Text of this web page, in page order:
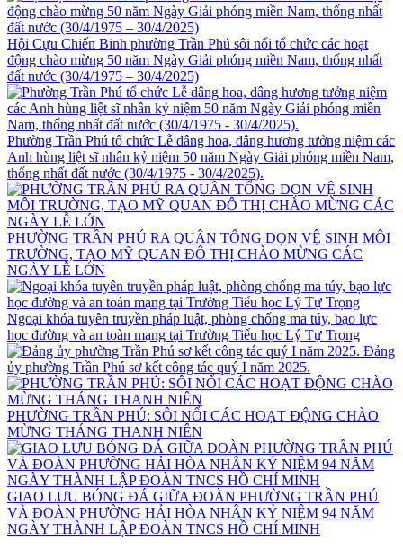
Hội Cựu Chiến Binh phường Trần Phú sôi nổi tổ chức các hoạt
động chào mừng 50 năm Ngày Giải phóng miền Nam, thống nhất
đất nước (30/4/1975 – 30/4/2025)
Phường Trần Phú tổ chức Lễ dâng hoa, dâng hương tưởng niệm các
Anh hùng liệt sĩ nhân kỷ niệm 50 năm Ngày Giải phóng miền Nam,
thống nhất đất nước (30/4/1975 - 30/4/2025).
PHƯỜNG TRẦN PHÚ RA QUÂN TỔNG DỌN VỆ SINH MÔI
TRƯỜNG, TẠO MỸ QUAN ĐÔ THỊ CHÀO MỪNG CÁC
NGÀY LỄ LỚN
Ngoại khóa tuyên truyền pháp luật, phòng chống ma túy, bạo lực
học đường và an toàn mạng tại Trường Tiểu học Lý Tự Trọng
Đảng
ủy phường Trần Phú sơ kết công tác quý I năm 2025.
PHƯỜNG TRẦN PHÚ: SÔI NỔI CÁC HOẠT ĐỘNG CHÀO
MỪNG THÁNG THANH NIÊN
GIAO LƯU BÓNG ĐÁ GIỮA ĐOÀN PHƯỜNG TRẦN PHÚ
VÀ ĐOÀN PHƯỜNG HẢI HÒA NHÂN KỶ NIỆM 94 NĂM
NGÀY THÀNH LẬP ĐOÀN TNCS HỒ CHÍ MINH